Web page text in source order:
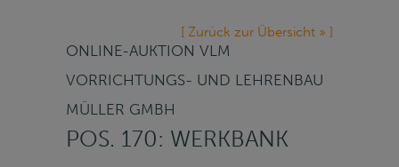
[ Zurück zur Übersicht » ]
ONLINE-AUKTION VLM
VORRICHTUNGS- UND LEHRENBAU
MÜLLER GMBH
POS. 170: WERKBANK